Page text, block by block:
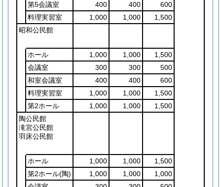
第5会議室
400 400
600
料理実習室
1,000 1,000
1,500
昭和公民館
ホール 1,000 1,000
1,500
会議室
300 300
500
和室会議室
400 400
600
料理実習室
1,000 1,000
1,500
第2ホール
1,000 1,000
1,500
陶公民館
滝宮公民館
羽床公民館
ホール 1,000 1,000
1,500
第2ホール(陶) 1,000 1,000
1,000